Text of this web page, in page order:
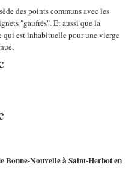
des points communs avec les
"gaufrés". Et aussi que la
qui est inhabituelle pour une vierge
Bonne-Nouvelle à Saint-Herbot en